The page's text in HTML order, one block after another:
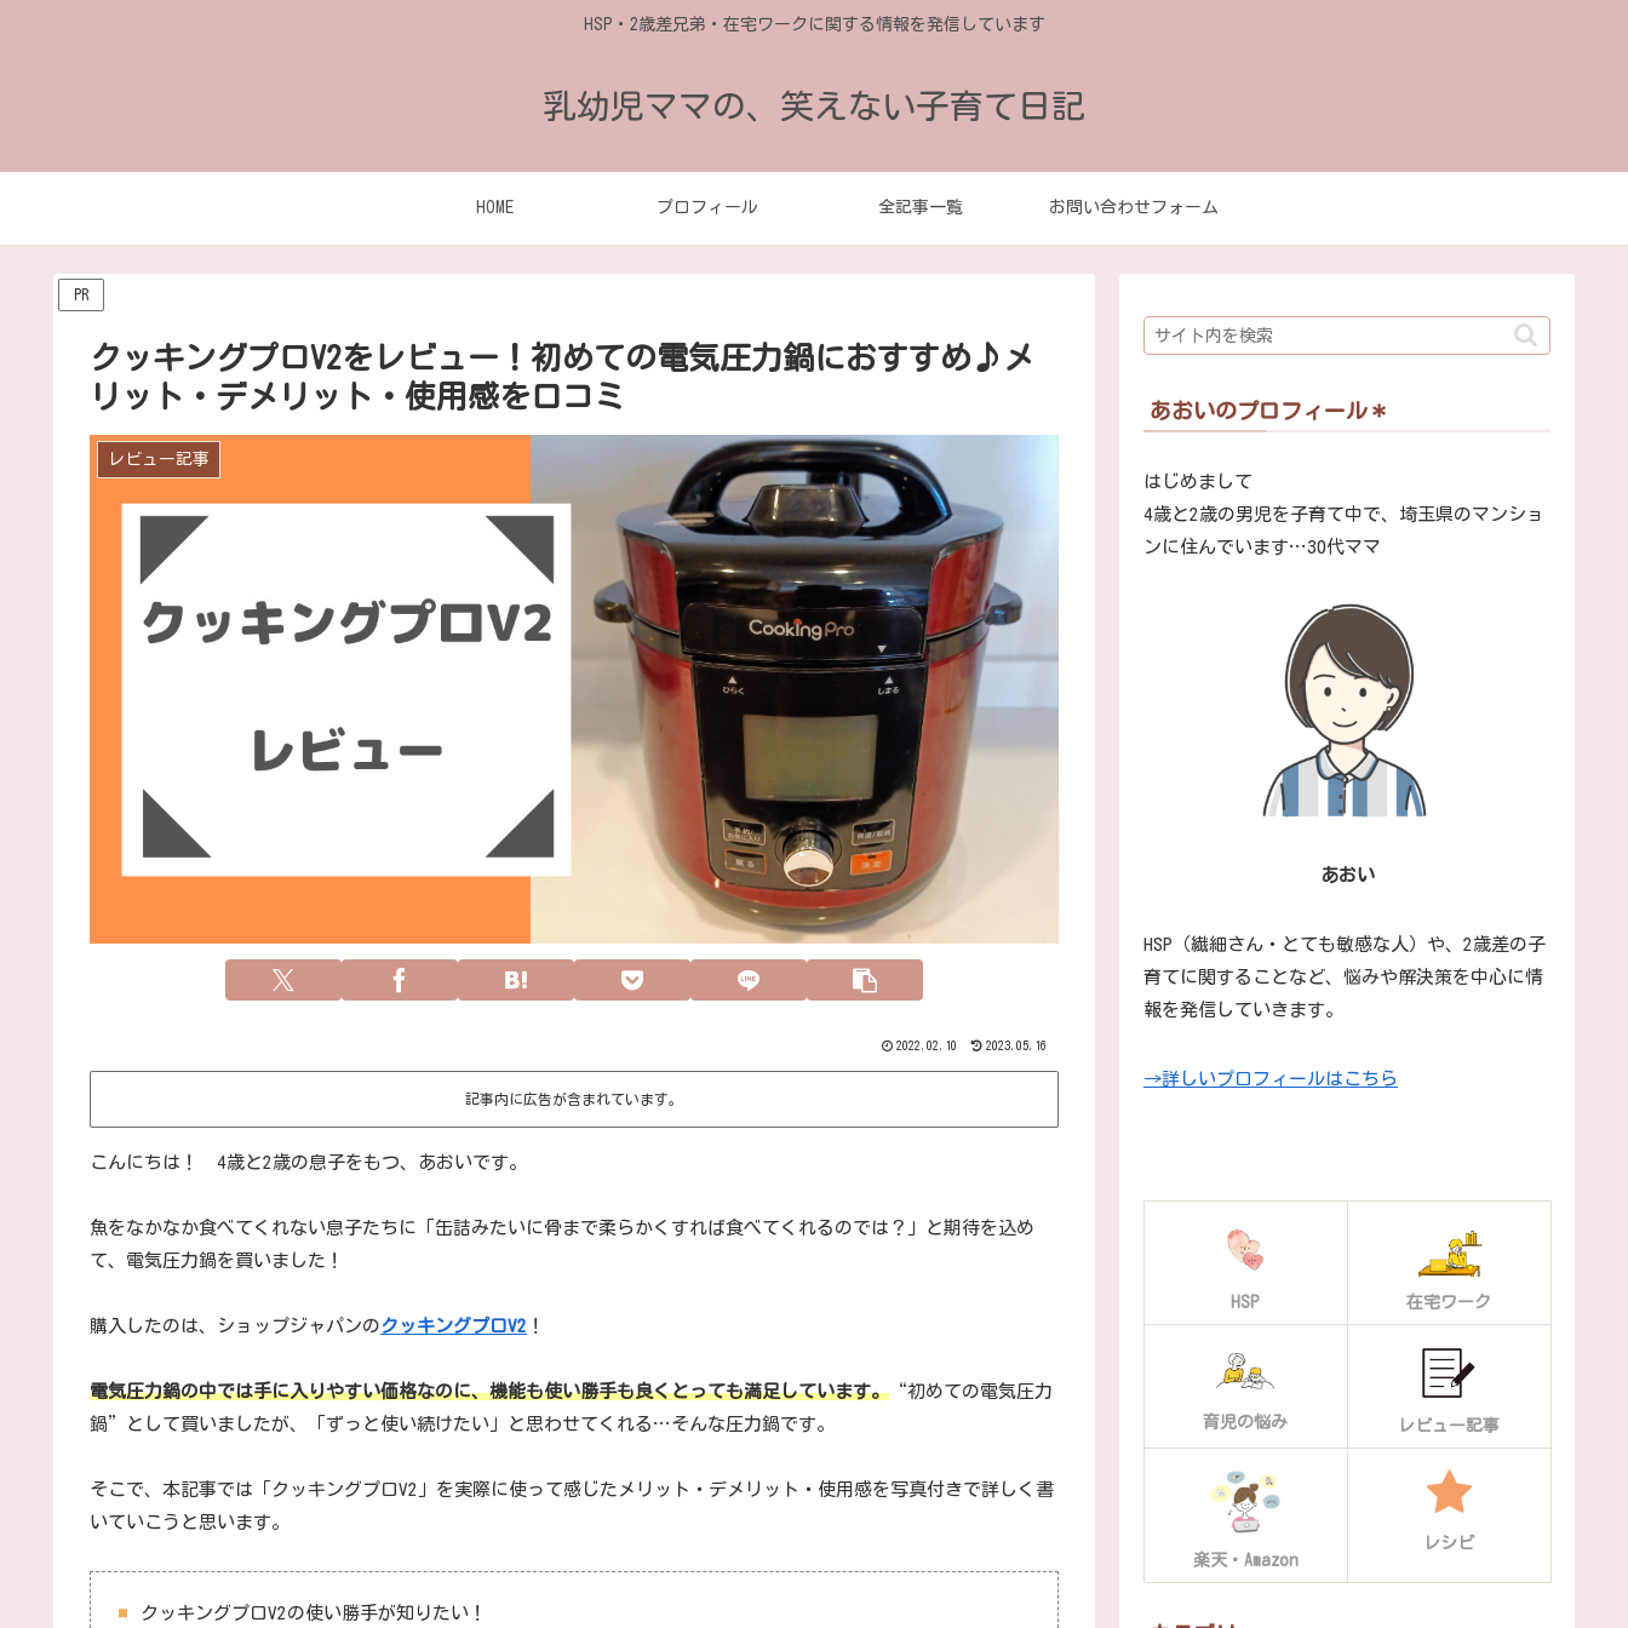
HSP・2歳差兄弟・在宅ワークに関する情報を発信しています
乳幼児ママの、笑えない子育て日記
HOME プロフィール 全記事一覧 お問い合わせフォーム
PR
クッキングプロV2をレビュー！初めての電気圧力鍋におすすめ♪メ
リット・デメリット・使用感を口コミ
レビュー記事
2022.02.10 2023.05.16
記事内に広告が含まれています。
こんにちは！ 4歳と2歳の息子をもつ、あおいです。
魚をなかなか食べてくれない息子たちに「缶詰みたいに骨まで柔らかくすれば食べてくれるのでは？」と期待を込め
て、電気圧力鍋を買いました！
購入したのは、ショップジャパンの クッキングプロV2 ！
電気圧力鍋の中では手に入りやすい価格なのに、機能も使い勝手も良くとっても満足しています。 “初めての電気圧力
鍋”として買いましたが、「ずっと使い続けたい」と思わせてくれる…そんな圧力鍋です。
そこで、本記事では「クッキングプロV2」を実際に使って感じたメリット・デメリット・使用感を写真付きで詳しく書
いていこうと思います。
クッキングプロV2の使い勝手が知りたい！
あおいのプロフィール＊
はじめまして
4歳と2歳の男児を子育て中で、埼玉県のマンショ
ンに住んでいます…30代ママ
あおい
HSP（繊細さん・とても敏感な人）や、2歳差の子
育てに関することなど、悩みや解決策を中心に情
報を発信していきます。
→詳しいプロフィールはこちら
HSP 在宅ワーク
育児の悩み レビュー記事
楽天・Amazon
レシピ